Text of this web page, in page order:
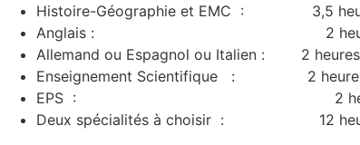
Histoire-Géographie et EMC : 3,5
Anglais : 2
Allemand ou Espagnol ou Italien : 2 heures
Enseignement Scientifique : 2
EPS : 2
Deux spécialités à choisir : 12 heures